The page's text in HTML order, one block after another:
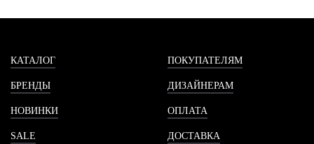
КАТАЛОГ
БРЕНДЫ
НОВИНКИ
SALE
ПОКУПАТЕЛЯМ
ДИЗАЙНЕРАМ
ОПЛАТА
ДОСТАВКА